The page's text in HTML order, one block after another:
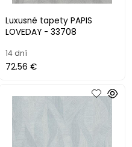
Luxusné tapety PAPIS
LOVEDAY - 33708
14 dní
72.56 €